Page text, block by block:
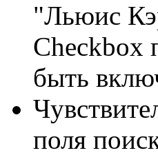
"Льюис
Checkbox
быть
поля